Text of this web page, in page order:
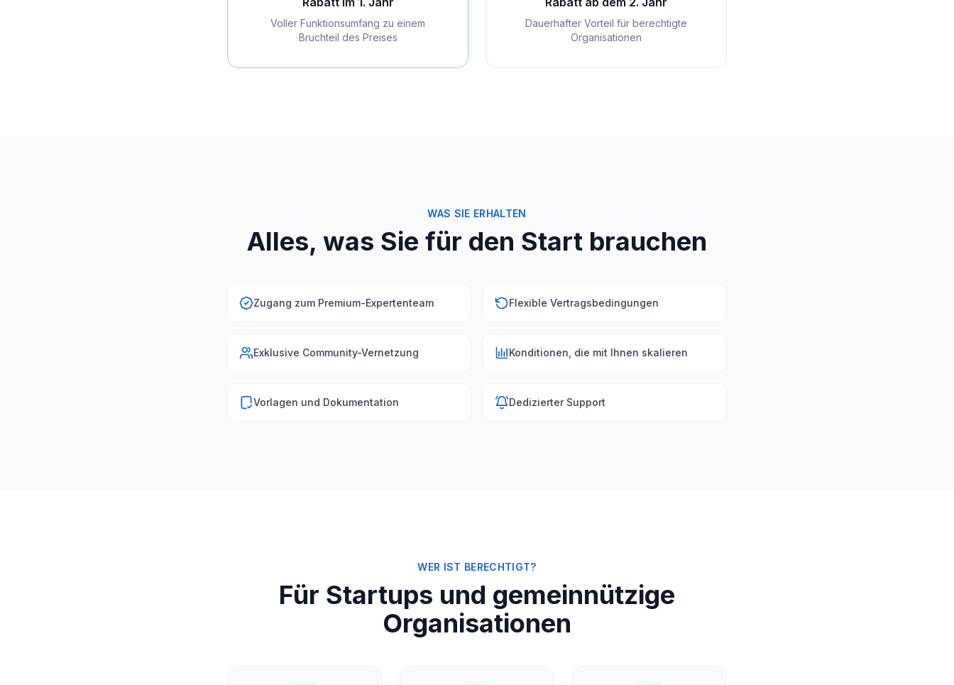
Voller Funktionsumfang zu einem
Bruchteil des Preises
Dauerhafter Vorteil für berechtigte
Organisationen
WAS SIE ERHALTEN
Alles, was Sie für den Start brauchen
Zugang zum Premium-Expertenteam Flexible Vertragsbedingungen
Exklusive Community-Vernetzung Konditionen, die mit Ihnen skalieren
Vorlagen und Dokumentation Dedizierter Support
WER IST BERECHTIGT?
Für Startups und gemeinnützige
Organisationen